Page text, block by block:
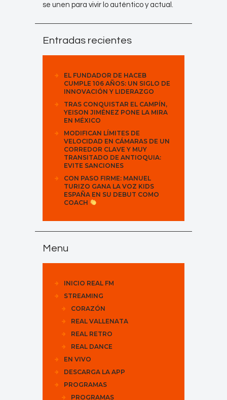
se unen para vivir lo auténtico y actual.
Entradas recientes
EL FUNDADOR DE HACEB
CUMPLE 106 AÑOS: UN SIGLO DE
INNOVACIÓN Y LIDERAZGO
TRAS CONQUISTAR EL CAMPÍN,
YEISON JIMÉNEZ PONE LA MIRA
EN MÉXICO
MODIFICAN LÍMITES DE
VELOCIDAD EN CÁMARAS DE UN
CORREDOR CLAVE Y MUY
TRANSITADO DE ANTIOQUIA:
EVITE SANCIONES
CON PASO FIRME: MANUEL
TURIZO GANA LA VOZ KIDS
ESPAÑA EN SU DEBUT COMO
COACH
Menu
INICIO REAL FM
STREAMING
CORAZÓN
REAL VALLENATA
REAL RETRO
REAL DANCE
EN VIVO
DESCARGA LA APP
PROGRAMAS
PROGRAMAS